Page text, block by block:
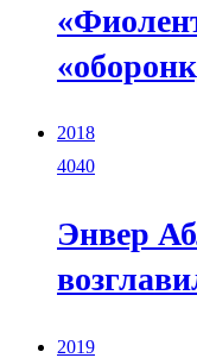
2018
4040
Энвер
2019